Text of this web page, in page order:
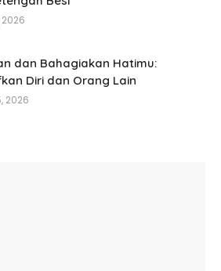
dan Bahagiakan Hatimu:
Diri dan Orang Lain
2026